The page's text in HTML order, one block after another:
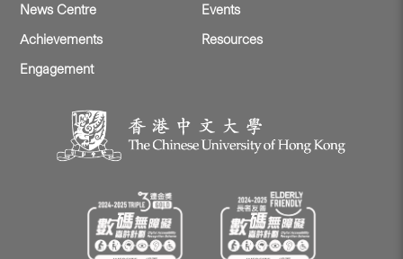
News Centre
Events
Achievements
Resources
Engagement